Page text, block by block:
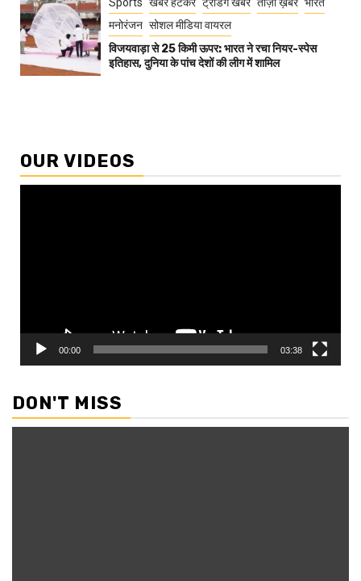
मनोरंजन सोशल मीडिया वायरल
विजयवाड़ा से 25 किमी ऊपर: भारत ने रचा नियर-स्पेस
इतिहास, दुनिया के पांच देशों की लीग में शामिल
OUR VIDEOS
00:00 03:38
DON'T MISS